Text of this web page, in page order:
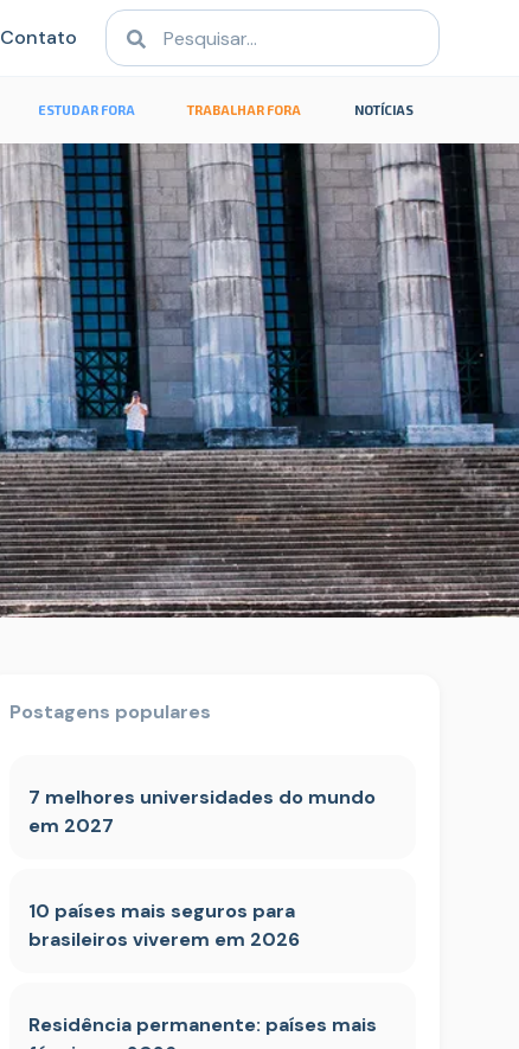
Contato
ESTUDAR FORA TRABALHAR FORA NOTÍCIAS
Postagens populares
7 melhores universidades do mundo
em 2027
10 países mais seguros para
brasileiros viverem em 2026
Residência permanente: países mais